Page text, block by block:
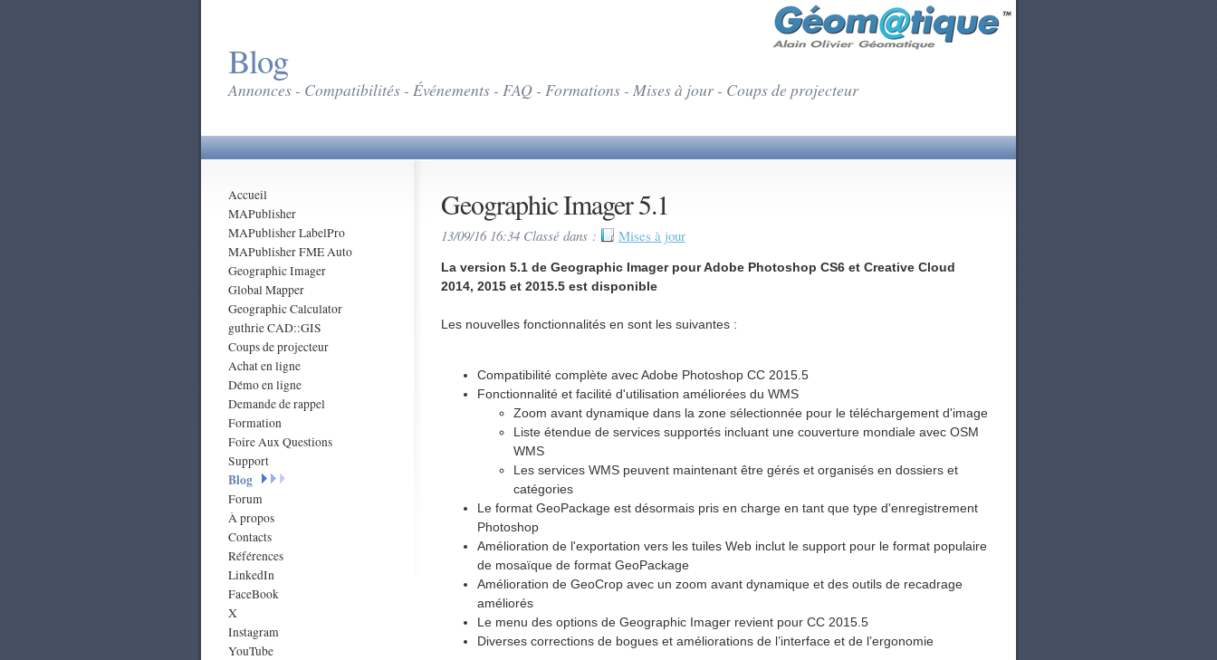
Blog
Annonces - Compatibilités - Événements - FAQ - Formations - Mises à jour - Coups de projecteur
Accueil
MAPublisher
MAPublisher LabelPro
MAPublisher FME Auto
Geographic Imager
Global Mapper
Geographic Calculator
guthrie CAD::GIS
Coups de projecteur
Achat en ligne
Démo en ligne
Demande de rappel
Formation
Foire Aux Questions
Support
Blog
Forum
À propos
Contacts
Références
LinkedIn
FaceBook
X
Instagram
YouTube
Geographic Imager 5.1
13/09/16 16:34 Classé dans : Mises à jour
La version 5.1 de Geographic Imager pour Adobe Photoshop CS6 et Creative Cloud
2014, 2015 et 2015.5 est disponible
Les nouvelles fonctionnalités en sont les suivantes :
Compatibilité complète avec Adobe Photoshop CC 2015.5
Fonctionnalité et facilité d'utilisation améliorées du WMS
Zoom avant dynamique dans la zone sélectionnée pour le téléchargement d'image
Liste étendue de services supportés incluant une couverture mondiale avec OSM
WMS
Les services WMS peuvent maintenant être gérés et organisés en dossiers et
catégories
Le format GeoPackage est désormais pris en charge en tant que type d'enregistrement
Photoshop
Amélioration de l'exportation vers les tuiles Web inclut le support pour le format populaire
de mosaïque de format GeoPackage
Amélioration de GeoCrop avec un zoom avant dynamique et des outils de recadrage
améliorés
Le menu des options de Geographic Imager revient pour CC 2015.5
Diverses corrections de bogues et améliorations de l’interface et de l’ergonomie